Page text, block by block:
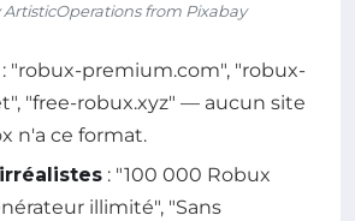
from Pixabay
: "robux-premium.com", "robux-
"free-robux.xyz" — aucun site
n'a ce format.
: "100 000 Robux
illimité", "Sans